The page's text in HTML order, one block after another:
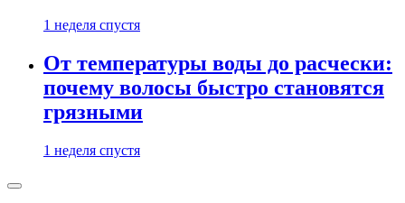
1 неделя спустя
От температуры воды до расчески:
почему волосы быстро становятся
грязными
1 неделя спустя